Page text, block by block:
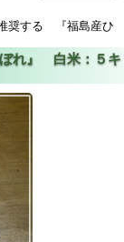
奨する 『福島産ひ